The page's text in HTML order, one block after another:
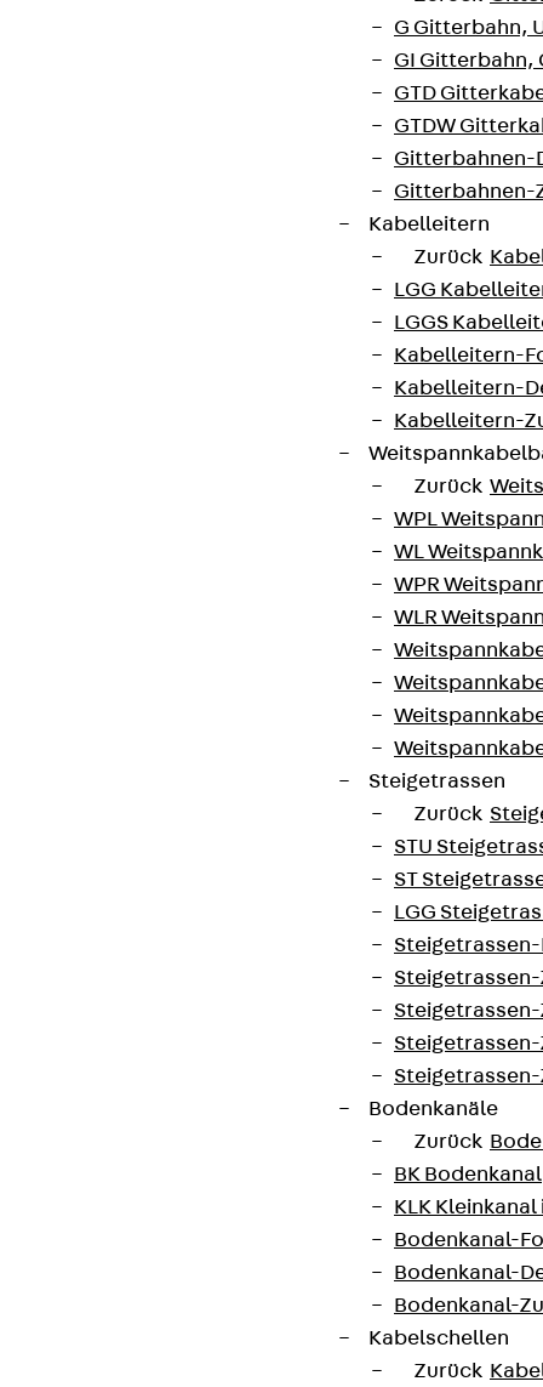
G Gitterbahn,
GI Gitterbahn,
GTD
GTDW
Gitterbahnen-
Gitterbahnen-
Kabelleitern
Zurück
LGG
LGGS
Kabelleitern-
Kabelleitern-
Kabelleitern-
Zurück
WPL
WL
WPR
WLR
Steigetrassen
Zurück
STU
ST
LGG
Steigetrassen-
Steigetrassen-
Steigetrassen-
Steigetrassen-
Bodenkanäle
Zurück
BK Bodenkanal
KLK
Bodenkanal-
Bodenkanal-
Bodenkanal-
Kabelschellen
Zurück